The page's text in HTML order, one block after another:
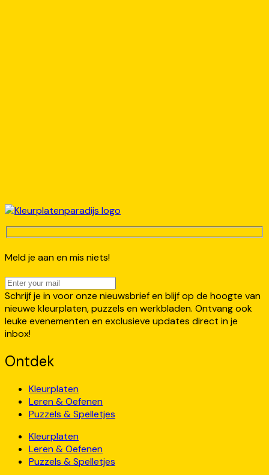
Meld je aan en mis niets!
Schrijf je in voor onze nieuwsbrief en blijf op de hoogte van
nieuwe kleurplaten, puzzels en werkbladen. Ontvang ook
leuke evenementen en exclusieve updates direct in je
inbox!
Ontdek
Kleurplaten
Leren & Oefenen
Puzzels & Spelletjes
Kleurplaten
Leren & Oefenen
Puzzels & Spelletjes